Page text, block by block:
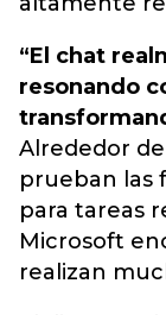
“El chat
resonando
Alrededor
prueban las
para tareas
Microsoft
realizan